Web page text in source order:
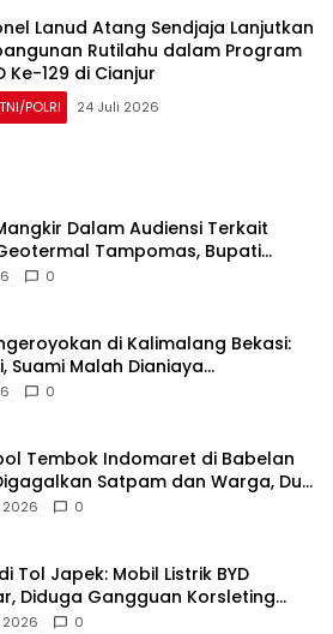
Lanud Atang Sendjaja Lanjutkan
Rutilahu dalam Program
Ke-129 di Cianjur
POLRI 24 Juli 2026
Dalam Audiensi Terkait
Tampomas, Bupati
Dilaporkan Ke Ombudsman dan
0
di Kalimalang Bekasi:
Suami Malah Dianiaya
Pria
0
Tembok Indomaret di Babelan
Satpam dan Warga, Dua
0
Tol Japek: Mobil Listrik BYD
Diduga Gangguan Korsleting
0